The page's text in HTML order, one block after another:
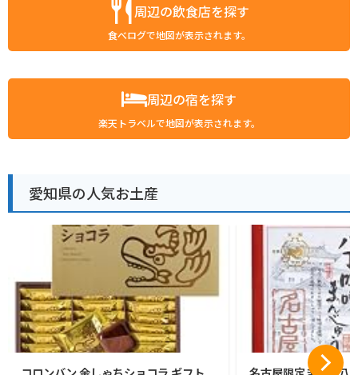
周辺の飲食店を探す
食べログで地図が表示されます。
周辺の宿を探す
楽天トラベルで地図が表示されます。
愛知県の人気お土産